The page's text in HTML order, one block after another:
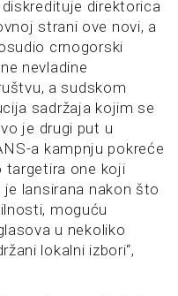
direktorica
strani ove novi, a
crnogorski
nevladine
a sudskom
sadržaja kojim se
je drugi put u
a kampnju pokreće
targetira one koji
je lansirana nakon što
moguću
u nekoliko
lokalni izbori“,